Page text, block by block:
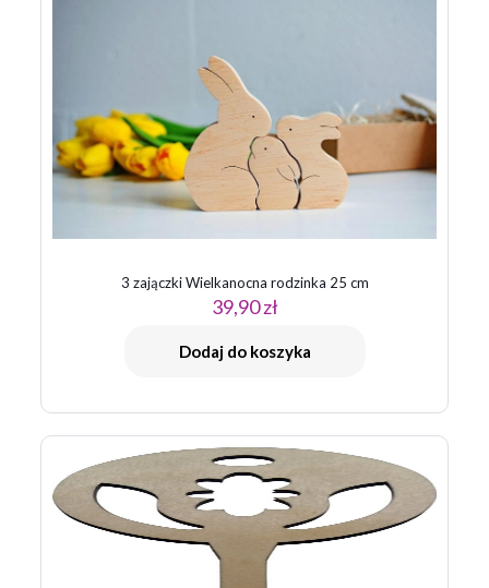
3 zajączki Wielkanocna rodzinka 25 cm
39,90zł
Dodaj do koszyka